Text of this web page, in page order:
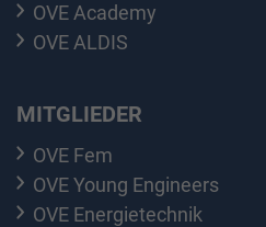
OVE Academy
OVE ALDIS
MITGLIEDER
OVE Fem
OVE Young Engineers
OVE Energietechnik